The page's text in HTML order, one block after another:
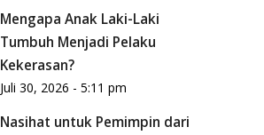
Mengapa Anak Laki-Laki
Tumbuh Menjadi Pelaku
Kekerasan?
Juli 30, 2026 - 5:11 pm
Nasihat untuk Pemimpin dari